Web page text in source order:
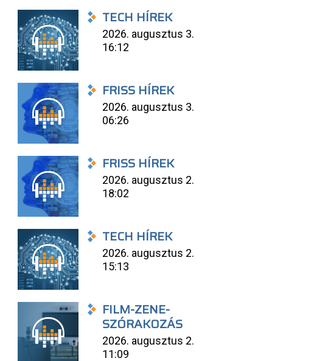
TECH HÍREK
2026. augusztus 3.
16:12
FRISS HÍREK
2026. augusztus 3.
06:26
FRISS HÍREK
2026. augusztus 2.
18:02
TECH HÍREK
2026. augusztus 2.
15:13
FILM-ZENE-
SZÓRAKOZÁS
2026. augusztus 2.
11:09